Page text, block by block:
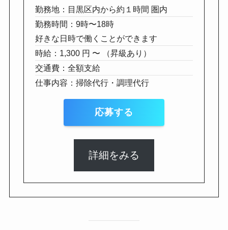
勤務地：目黒区内から約１時間 圏内
勤務時間：9時〜18時
好きな日時で働くことができます
時給：1,300 円 〜 （昇級あり）
交通費：全額支給
仕事内容：掃除代行・調理代行
応募する
詳細をみる